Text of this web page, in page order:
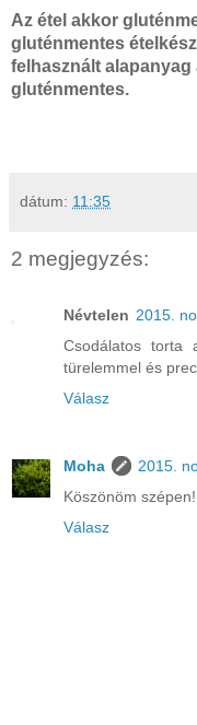
Az étel akkor
gluténmentes
felhasznált
gluténmentes.
dátum: 11:35
2 megjegyzés:
Névtelen 2015.
Csodálatos torta
türelemmel és
Válasz
Moha
2015.
Köszönöm szépen!
Válasz